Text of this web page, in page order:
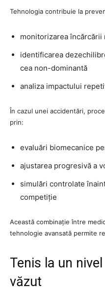
Tehnologia contribuie la
monitorizarea încărcării
identificarea
cea non-dominantă
analiza impactului
În cazul unei accidentări,
prin:
evaluări biomecanice
ajustarea progresivă a
simulări controlate
competiție
Această combinație între
tehnologie avansată permite
Tenis la un
văzut